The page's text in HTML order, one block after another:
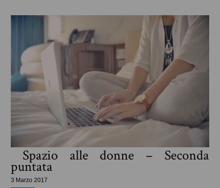
Spazio alle donne – Seconda
puntata
3 Marzo 2017